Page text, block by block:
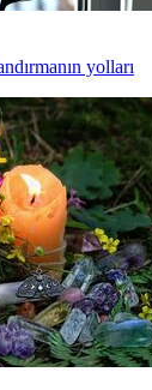
yolları